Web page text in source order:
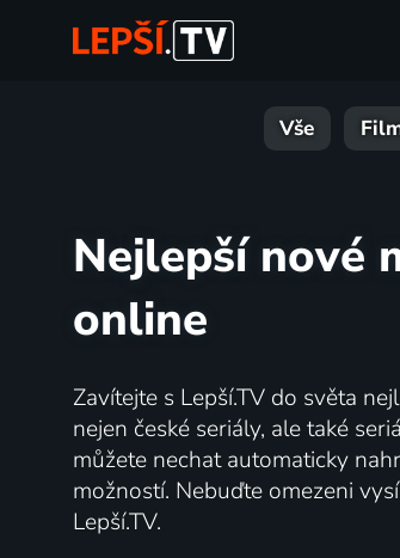
Vše
Nejlepší nové
online
Zavítejte s Lepší.TV do světa
nejen české seriály, ale také
můžete nechat automaticky
možností. Nebuďte omezeni
Lepší.TV.